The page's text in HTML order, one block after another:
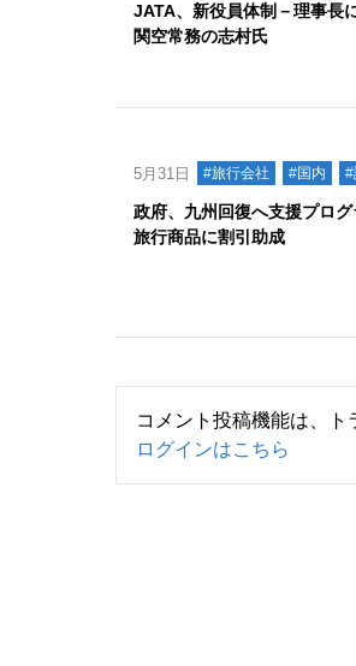
JATA、新役員体制－理事長
関空常務の志村氏
5月31日 #旅行会社 #国内 #
政府、九州回復へ支援プログ
旅行商品に割引助成
コメント投稿機能は、ト
ログインはこちら